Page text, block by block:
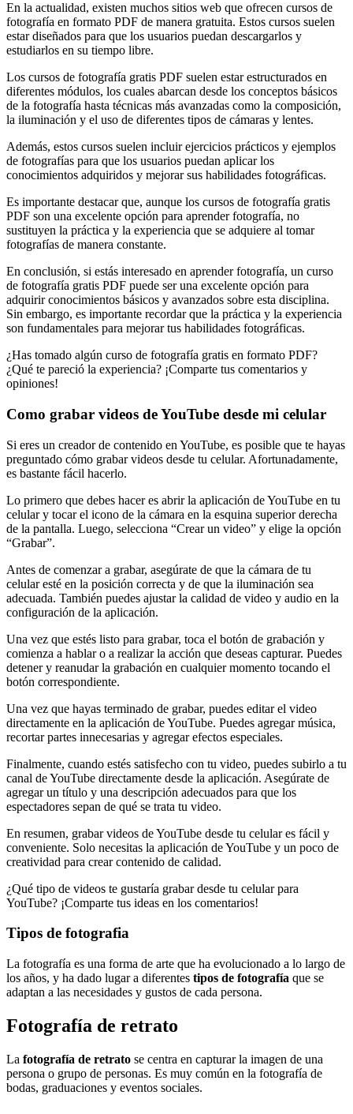
En la actualidad, existen muchos sitios web que ofrecen cursos de
fotografía en formato PDF de manera gratuita. Estos cursos suelen
estar diseñados para que los usuarios puedan descargarlos y
estudiarlos en su tiempo libre.
Los cursos de fotografía gratis PDF suelen estar estructurados en
diferentes módulos, los cuales abarcan desde los conceptos básicos
de la fotografía hasta técnicas más avanzadas como la composición,
la iluminación y el uso de diferentes tipos de cámaras y lentes.
Además, estos cursos suelen incluir ejercicios prácticos y ejemplos
de fotografías para que los usuarios puedan aplicar los
conocimientos adquiridos y mejorar sus habilidades fotográficas.
Es importante destacar que, aunque los cursos de fotografía gratis
PDF son una excelente opción para aprender fotografía, no
sustituyen la práctica y la experiencia que se adquiere al tomar
fotografías de manera constante.
En conclusión, si estás interesado en aprender fotografía, un curso
de fotografía gratis PDF puede ser una excelente opción para
adquirir conocimientos básicos y avanzados sobre esta disciplina.
Sin embargo, es importante recordar que la práctica y la experiencia
son fundamentales para mejorar tus habilidades fotográficas.
¿Has tomado algún curso de fotografía gratis en formato PDF?
¿Qué te pareció la experiencia? ¡Comparte tus comentarios y
opiniones!
Como grabar videos de YouTube desde mi celular
Si eres un creador de contenido en YouTube, es posible que te hayas
preguntado cómo grabar videos desde tu celular. Afortunadamente,
es bastante fácil hacerlo.
Lo primero que debes hacer es abrir la aplicación de YouTube en tu
celular y tocar el icono de la cámara en la esquina superior derecha
de la pantalla. Luego, selecciona “Crear un video” y elige la opción
“Grabar”.
Antes de comenzar a grabar, asegúrate de que la cámara de tu
celular esté en la posición correcta y de que la iluminación sea
adecuada. También puedes ajustar la calidad de video y audio en la
configuración de la aplicación.
Una vez que estés listo para grabar, toca el botón de grabación y
comienza a hablar o a realizar la acción que deseas capturar. Puedes
detener y reanudar la grabación en cualquier momento tocando el
botón correspondiente.
Una vez que hayas terminado de grabar, puedes editar el video
directamente en la aplicación de YouTube. Puedes agregar música,
recortar partes innecesarias y agregar efectos especiales.
Finalmente, cuando estés satisfecho con tu video, puedes subirlo a tu
canal de YouTube directamente desde la aplicación. Asegúrate de
agregar un título y una descripción adecuados para que los
espectadores sepan de qué se trata tu video.
En resumen, grabar videos de YouTube desde tu celular es fácil y
conveniente. Solo necesitas la aplicación de YouTube y un poco de
creatividad para crear contenido de calidad.
¿Qué tipo de videos te gustaría grabar desde tu celular para
YouTube? ¡Comparte tus ideas en los comentarios!
Tipos de fotografia
La fotografía es una forma de arte que ha evolucionado a lo largo de
los años, y ha dado lugar a diferentes tipos de fotografía que se
adaptan a las necesidades y gustos de cada persona.
Fotografía de retrato
La fotografía de retrato se centra en capturar la imagen de una
persona o grupo de personas. Es muy común en la fotografía de
bodas, graduaciones y eventos sociales.